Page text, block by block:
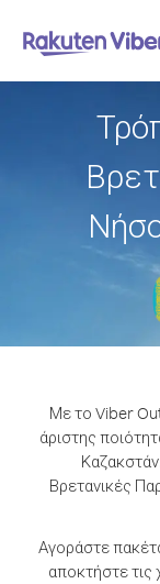
Με το Viber
άριστης
Βρετανικές
Αγοράστε
αποκτήστε